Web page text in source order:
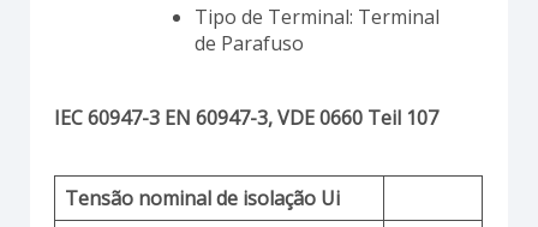
Tipo de Terminal: Terminal
de Parafuso
IEC 60947-3 EN 60947-3, VDE 0660 Teil 107
Tensão nominal de isolação Ui